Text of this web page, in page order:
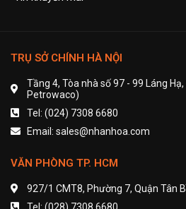
TRỤ SỞ CHÍNH HÀ NỘI
Tầng 4, Tòa nhà số 97 - 99 Láng
Petrowaco)
Tel: (024) 7308 6680
Email: sales@nhanhoa.com
VĂN PHÒNG TP. HCM
927/1 CMT8, Phường 7, Quận Tân
Tel: (028) 7308 6680